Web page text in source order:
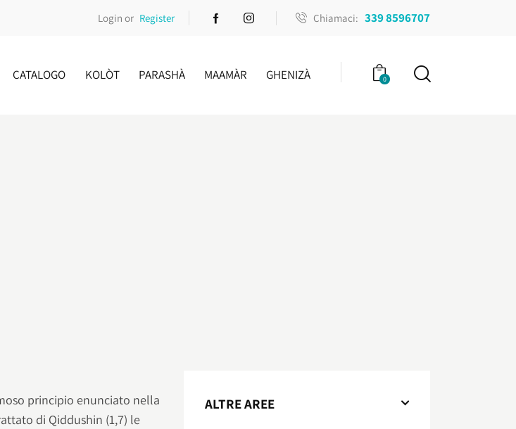
Login or Register Chiamaci: 339 8596707
CATALOGO KOLÒT PARASHÀ MAAMÀR GHENIZÀ 0
principio enunciato nella
di Qiddushin (1,7) le
ALTRE AREE